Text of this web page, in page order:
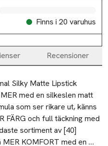
Finns i 20 varuhus
Recensioner
Silky Matte Lipstick
med en silkeslen matt
som ser rikare ut, känns
FÄRG och full täckning med
sortiment av [40]
MER KOMFORT med en